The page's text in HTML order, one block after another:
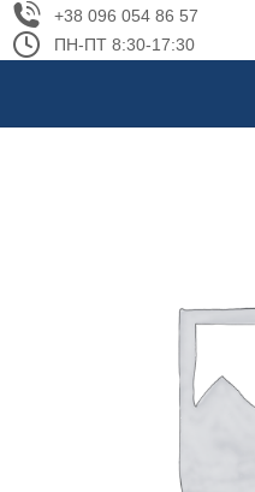
+38 096 054 86 57
ПН-ПТ 8:30-17:30